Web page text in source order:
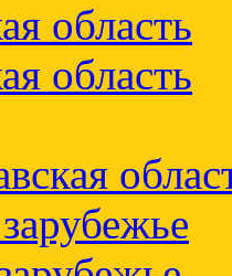
область
область